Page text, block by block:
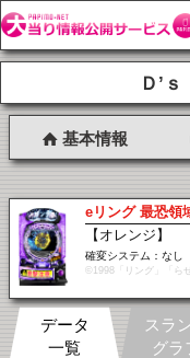
Ｄ’
基本情報
eリング 最恐領
【オレンジ】
確変システム：なし
©1998「リング」「ら
データ
一覧
スラ
グラ